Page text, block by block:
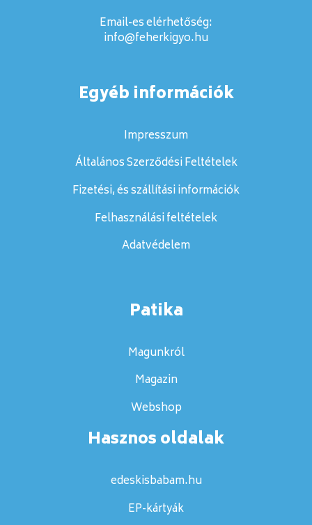
Email-es elérhetőség:
info@feherkigyo.hu
Egyéb információk
Impresszum
Általános Szerződési Feltételek
Fizetési, és szállítási információk
Felhasználási feltételek
Adatvédelem
Patika
Magunkról
Magazin
Webshop
Hasznos oldalak
edeskisbabam.hu
EP-kártyák